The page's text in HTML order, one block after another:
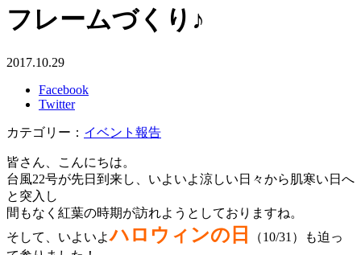
フレームづくり♪
2017.10.29
Facebook
Twitter
カテゴリー： イベント報告
皆さん、こんにちは。
台風22号が先日到来し、いよいよ涼しい日々から肌寒い日へ
と突入し
間もなく紅葉の時期が訪れようとしておりますね。
そして、いよいよハロウィンの日
（10/31）も迫っ